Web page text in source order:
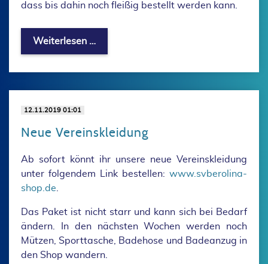
dass bis dahin noch fleißig bestellt werden kann.
Weiterlesen …
12.11.2019 01:01
Neue Vereinskleidung
Ab sofort könnt ihr unsere neue Vereinskleidung
unter folgendem Link bestellen: www.svberolina-
shop.de
Das Paket ist nicht starr und kann sich bei Bedarf
ändern. In den nächsten Wochen werden noch
Mützen, Sporttasche, Badehose und Badeanzug in
den Shop wandern.